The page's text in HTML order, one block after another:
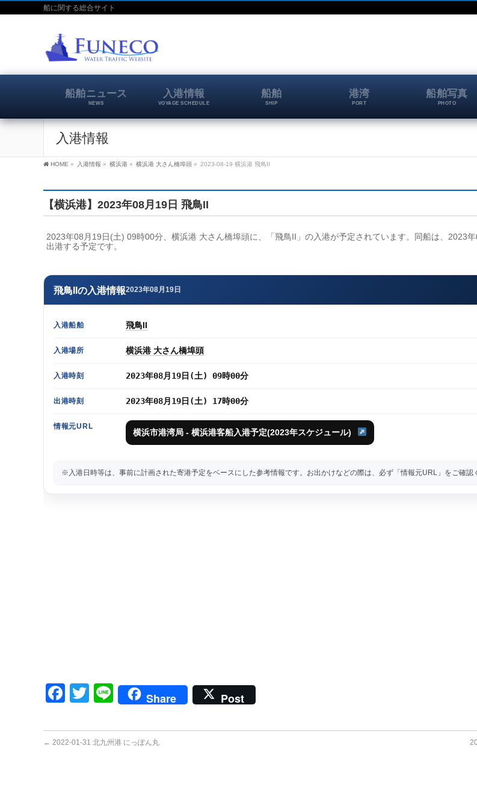
船に関する総合サイト
船舶ニュース
NEWS
入港情報
VOYAGE SCHEDULE
船舶
SHIP
港湾
PORT
船舶写真
PHOTO
入港情報
HOME » 入港情報 » 横浜港 » 横浜港 大さん橋埠頭 » 2023-08-19 横浜港 飛鳥II
【横浜港】2023年08月19日 飛鳥II
2023年08月19日(土) 09時00分、横浜港 大さん橋埠頭に、「飛鳥II」の入港が予定されています。同船は、2023
出港する予定です。
飛鳥IIの入港情報2023年08月19日
入港船舶 飛鳥II
入港場所 横浜港 大さん橋埠頭
入港時刻 2023年08月19日(土) 09時00分
出港時刻 2023年08月19日(土) 17時00分
情報元URL
横浜市港湾局 - 横浜港客船入港予定(2023年スケジュール)
※入港日時等は、事前に計画された寄港予定をベースにした参考情報です。お出かけなどの際は、必ず「情報元URL」をご確認
Facebook
Twitter
LineShare Post
← 2022-01-31 北九州港 にっぽん丸